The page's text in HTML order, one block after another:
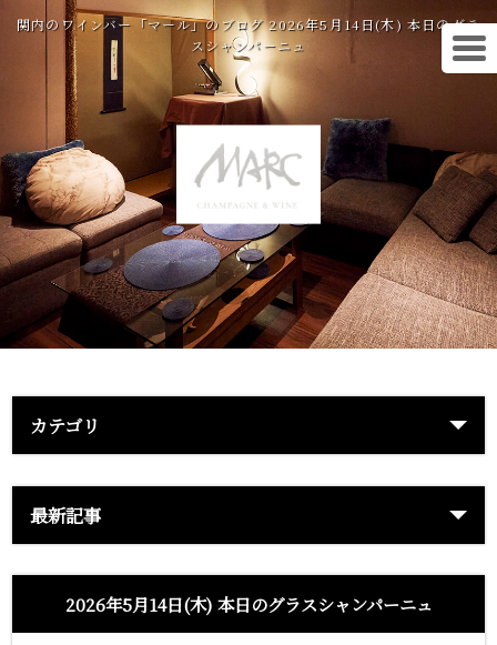
関内のワインバー「マール」のブログ 2026年5月14日(木) 本日のグラ
スシャンパーニュ
カテゴリ
最新記事
2026年5月14日(木) 本日のグラスシャンパーニュ